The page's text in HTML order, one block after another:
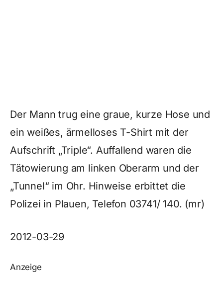
Der Mann trug eine graue, kurze Hose und
ein weißes, ärmelloses T-Shirt mit der
Aufschrift „Triple“. Auffallend waren die
Tätowierung am linken Oberarm und der
„Tunnel“ im Ohr. Hinweise erbittet die
Polizei in Plauen, Telefon 03741/ 140. (mr)
2012-03-29
Anzeige